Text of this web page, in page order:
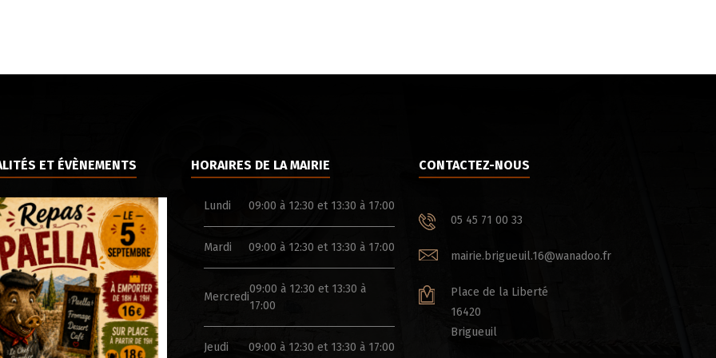
ET ÉVÈNEMENTS HORAIRES DE LA MAIRIE
Lundi 09:00 à 12:30 et 13:30 à 17:00
Mardi 09:00 à 12:30 et 13:30 à 17:00
Mercredi
09:00 à 12:30 et 13:30 à
17:00
Jeudi 09:00 à 12:30 et 13:30 à 17:00
CONTACTEZ-NOUS
05 45 71 00 33
mairie.brigueuil.16@wanadoo.fr
Place de la Liberté
16420
Brigueuil